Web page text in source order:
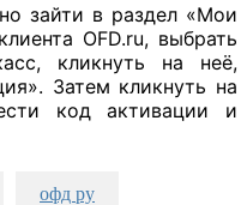
зайти в раздел «Мои
OFD.ru, выбрать
кликнуть на неё,
Затем кликнуть на
код активации и
офд ру